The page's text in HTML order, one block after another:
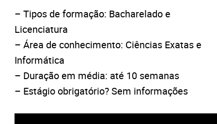
– Tipos de formação: Bacharelado e
Licenciatura
– Área de conhecimento: Ciências Exatas e
Informática
– Duração em média: até 10 semanas
– Estágio obrigatório? Sem informações